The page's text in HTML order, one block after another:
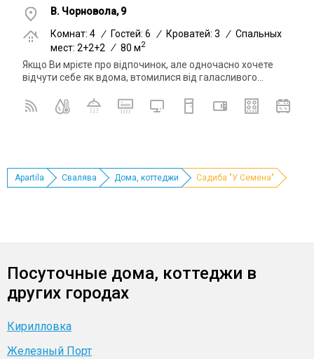
В. Чорновола, 9
Комнат: 4 / Гостей: 6 / Кроватей: 3 / Спальных
мест: 2+2+2 / 80 м2
Якщо Ви мрієте про відпочинок, але одночасно хочете
відчути себе як вдома, втомилися від галасливого...
Apartila Свалява Дома, коттеджи Садиба "У Семена"
Посуточные дома, коттеджи в
других городах
Кирилловка
Железный Порт